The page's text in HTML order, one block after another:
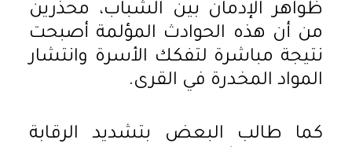
ظواهر الإدمان بين الشباب، محذرين
من أن هذه الحوادث المؤلمة أصبحت
نتيجة مباشرة لتفكك الأسرة وانتشار
المواد المخدرة في القرى.
كما طالب البعض بتشديد الرقابة